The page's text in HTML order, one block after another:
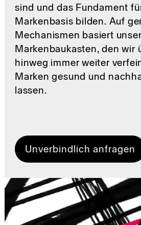
sind und das Fundament
Markenbasis bilden. Auf
Mechanismen basiert unser
Markenbaukasten, den wir
hinweg immer weiter
Marken gesund und
lassen.
Unverbindlich anfragen